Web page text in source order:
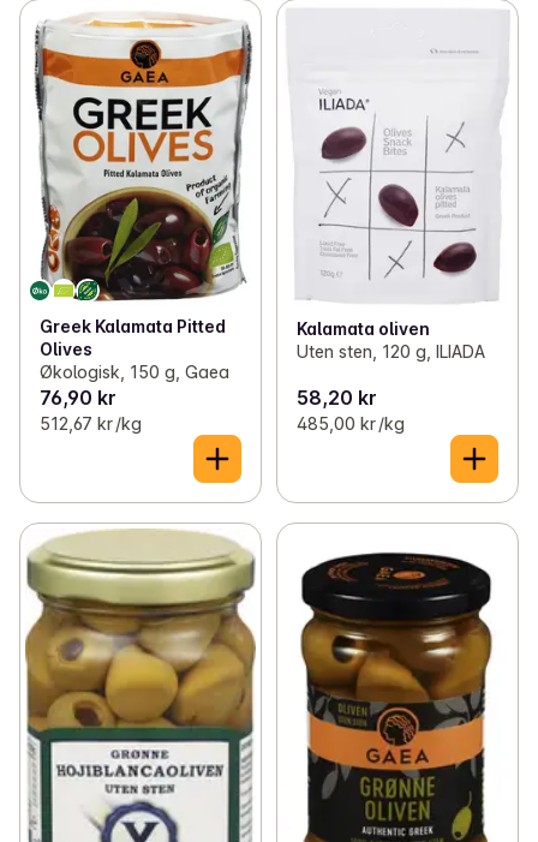
Greek Kalamata Pitted
Olives
Økologisk, 150 g, Gaea
76,90 kr
512,67 kr /kg
Kalamata oliven
Uten sten, 120 g, ILIADA
58,20 kr
485,00 kr /kg